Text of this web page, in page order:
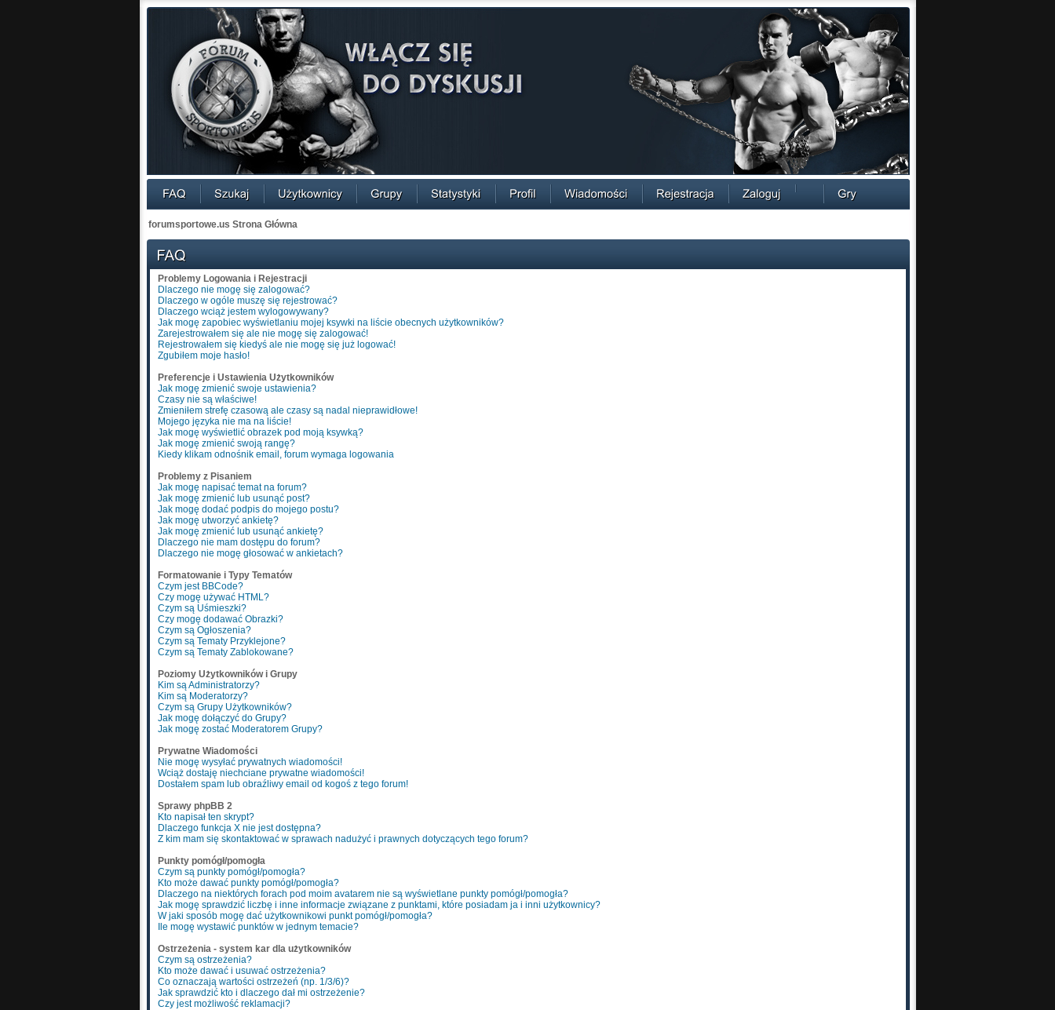
forumsportowe.us Strona Główna
Problemy Logowania i Rejestracji
Dlaczego nie mogę się zalogować?
Dlaczego w ogóle muszę się rejestrować?
Dlaczego wciąż jestem wylogowywany?
Jak mogę zapobiec wyświetlaniu mojej ksywki na liście obecnych użytkowników?
Zarejestrowałem się ale nie mogę się zalogować!
Rejestrowałem się kiedyś ale nie mogę się już logować!
Zgubiłem moje hasło!
Preferencje i Ustawienia Użytkowników
Jak mogę zmienić swoje ustawienia?
Czasy nie są właściwe!
Zmieniłem strefę czasową ale czasy są nadal nieprawidłowe!
Mojego języka nie ma na liście!
Jak mogę wyświetlić obrazek pod moją ksywką?
Jak mogę zmienić swoją rangę?
Kiedy klikam odnośnik email, forum wymaga logowania
Problemy z Pisaniem
Jak mogę napisać temat na forum?
Jak mogę zmienić lub usunąć post?
Jak mogę dodać podpis do mojego postu?
Jak mogę utworzyć ankietę?
Jak mogę zmienić lub usunąć ankietę?
Dlaczego nie mam dostępu do forum?
Dlaczego nie mogę głosować w ankietach?
Formatowanie i Typy Tematów
Czym jest BBCode?
Czy mogę używać HTML?
Czym są Uśmieszki?
Czy mogę dodawać Obrazki?
Czym są Ogłoszenia?
Czym są Tematy Przyklejone?
Czym są Tematy Zablokowane?
Poziomy Użytkowników i Grupy
Kim są Administratorzy?
Kim są Moderatorzy?
Czym są Grupy Użytkowników?
Jak mogę dołączyć do Grupy?
Jak mogę zostać Moderatorem Grupy?
Prywatne Wiadomości
Nie mogę wysyłać prywatnych wiadomości!
Wciąż dostaję niechciane prywatne wiadomości!
Dostałem spam lub obraźliwy email od kogoś z tego forum!
Sprawy phpBB 2
Kto napisał ten skrypt?
Dlaczego funkcja X nie jest dostępna?
Z kim mam się skontaktować w sprawach nadużyć i prawnych dotyczących tego forum?
Punkty pomógł/pomogła
Czym są punkty pomógł/pomogła?
Kto może dawać punkty pomógł/pomogła?
Dlaczego na niektórych forach pod moim avatarem nie są wyświetlane punkty pomógł/pomogła?
Jak mogę sprawdzić liczbę i inne informacje związane z punktami, które posiadam ja i inni użytkownicy?
W jaki sposób mogę dać użytkownikowi punkt pomógł/pomogła?
Ile mogę wystawić punktów w jednym temacie?
Ostrzeżenia - system kar dla użytkowników
Czym są ostrzeżenia?
Kto może dawać i usuwać ostrzeżenia?
Co oznaczają wartości ostrzeżeń (np. 1/3/6)?
Jak sprawdzić kto i dlaczego dał mi ostrzeżenie?
Czy jest możliwość reklamacji?